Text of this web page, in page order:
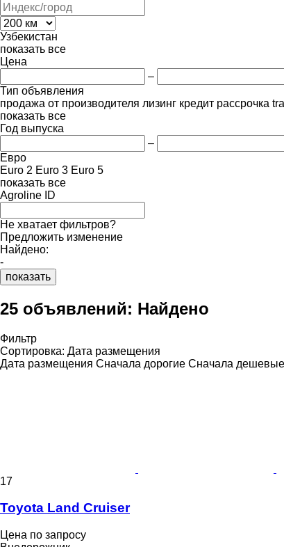
Узбекистан
показать все
Цена
–
Тип объявления
продажа от производителя лизинг кредит рассрочка
показать все
Год выпуска
–
Евро
Euro 2 Euro 3 Euro 5
показать все
Agroline ID
Не хватает фильтров?
Предложить изменение
Найдено:
-
показать
25 объявлений: Найдено
Фильтр
Сортировка: Дата размещения
Дата размещения Сначала дорогие Сначала дешевые
17
Toyota Land Cruiser
Цена по запросу